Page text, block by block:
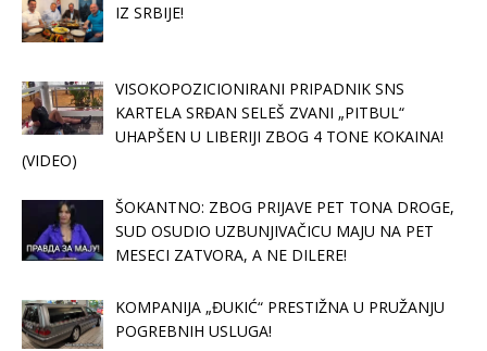
IZ SRBIJE!
VISOKOPOZICIONIRANI PRIPADNIK SNS
KARTELA SRĐAN SELEŠ ZVANI „PITBUL“
UHAPŠEN U LIBERIJI ZBOG 4 TONE KOKAINA!
(VIDEO)
ŠOKANTNO: ZBOG PRIJAVE PET TONA DROGE,
SUD OSUDIO UZBUNJIVAČICU MAJU NA PET
MESECI ZATVORA, A NE DILERE!
KOMPANIJA „ĐUKIĆ“ PRESTIŽNA U PRUŽANJU
POGREBNIH USLUGA!